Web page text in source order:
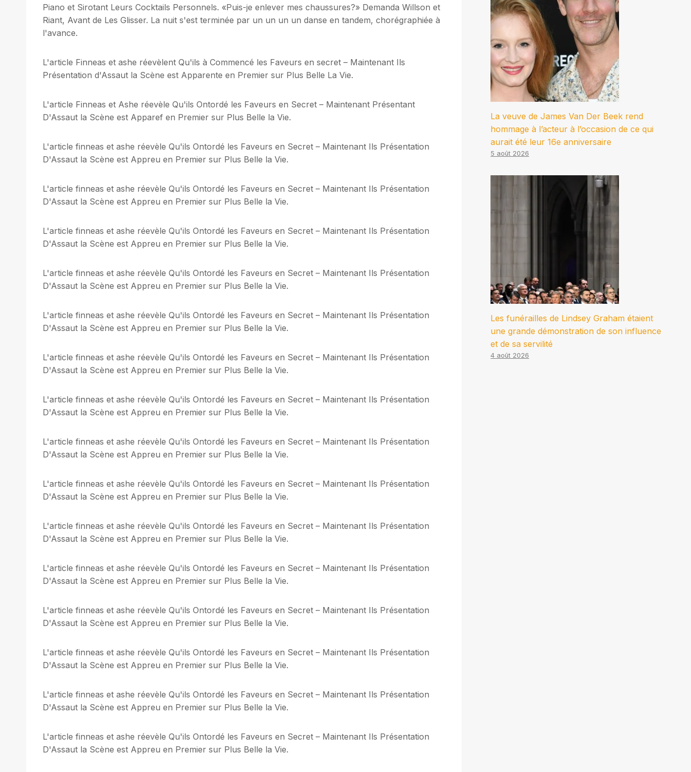
Piano et Sirotant Leurs Cocktails Personnels. «Puis-je enlever mes chaussures?» Demanda Willson et
Riant, Avant de Les Glisser. La nuit s'est terminée par un un un un danse en tandem, chorégraphiée à
l'avance.
L'article Finneas et ashe réevèlent Qu'ils à Commencé les Faveurs en secret – Maintenant Ils
Présentation d'Assaut la Scène est Apparente en Premier sur Plus Belle La Vie.
L'article Finneas et Ashe réevèle Qu'ils Ontordé les Faveurs en Secret – Maintenant Présentant
D'Assaut la Scène est Apparef en Premier sur Plus Belle la Vie.
L'article finneas et ashe réevèle Qu'ils Ontordé les Faveurs en Secret – Maintenant Ils Présentation
D'Assaut la Scène est Appreu en Premier sur Plus Belle la Vie.
L'article finneas et ashe réevèle Qu'ils Ontordé les Faveurs en Secret – Maintenant Ils Présentation
D'Assaut la Scène est Appreu en Premier sur Plus Belle la Vie.
L'article finneas et ashe réevèle Qu'ils Ontordé les Faveurs en Secret – Maintenant Ils Présentation
D'Assaut la Scène est Appreu en Premier sur Plus Belle la Vie.
L'article finneas et ashe réevèle Qu'ils Ontordé les Faveurs en Secret – Maintenant Ils Présentation
D'Assaut la Scène est Appreu en Premier sur Plus Belle la Vie.
L'article finneas et ashe réevèle Qu'ils Ontordé les Faveurs en Secret – Maintenant Ils Présentation
D'Assaut la Scène est Appreu en Premier sur Plus Belle la Vie.
L'article finneas et ashe réevèle Qu'ils Ontordé les Faveurs en Secret – Maintenant Ils Présentation
D'Assaut la Scène est Appreu en Premier sur Plus Belle la Vie.
L'article finneas et ashe réevèle Qu'ils Ontordé les Faveurs en Secret – Maintenant Ils Présentation
D'Assaut la Scène est Appreu en Premier sur Plus Belle la Vie.
L'article finneas et ashe réevèle Qu'ils Ontordé les Faveurs en Secret – Maintenant Ils Présentation
D'Assaut la Scène est Appreu en Premier sur Plus Belle la Vie.
L'article finneas et ashe réevèle Qu'ils Ontordé les Faveurs en Secret – Maintenant Ils Présentation
D'Assaut la Scène est Appreu en Premier sur Plus Belle la Vie.
L'article finneas et ashe réevèle Qu'ils Ontordé les Faveurs en Secret – Maintenant Ils Présentation
D'Assaut la Scène est Appreu en Premier sur Plus Belle la Vie.
L'article finneas et ashe réevèle Qu'ils Ontordé les Faveurs en Secret – Maintenant Ils Présentation
D'Assaut la Scène est Appreu en Premier sur Plus Belle la Vie.
L'article finneas et ashe réevèle Qu'ils Ontordé les Faveurs en Secret – Maintenant Ils Présentation
D'Assaut la Scène est Appreu en Premier sur Plus Belle la Vie.
L'article finneas et ashe réevèle Qu'ils Ontordé les Faveurs en Secret – Maintenant Ils Présentation
D'Assaut la Scène est Appreu en Premier sur Plus Belle la Vie.
L'article finneas et ashe réevèle Qu'ils Ontordé les Faveurs en Secret – Maintenant Ils Présentation
D'Assaut la Scène est Appreu en Premier sur Plus Belle la Vie.
L'article finneas et ashe réevèle Qu'ils Ontordé les Faveurs en Secret – Maintenant Ils Présentation
D'Assaut la Scène est Appreu en Premier sur Plus Belle la Vie.
La veuve de James Van Der Beek rend
hommage à l’acteur à l’occasion de ce qui
aurait été leur 16e anniversaire
5 août 2026
Les funérailles de Lindsey Graham étaient
une grande démonstration de son influence
et de sa servilité
4 août 2026